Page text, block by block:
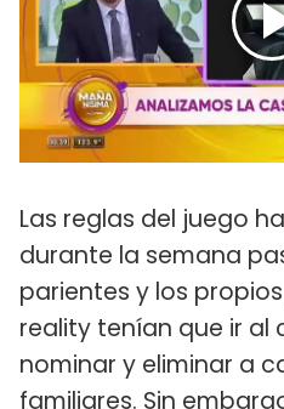
Las reglas del juego
durante la semana
parientes y los
reality tenían que ir al
nominar y eliminar a
familiares. Sin